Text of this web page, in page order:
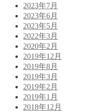
2023年7月
2023年6月
2023年5月
2022年3月
2020年2月
2019年12月
2019年8月
2019年3月
2019年2月
2019年1月
2018年12月